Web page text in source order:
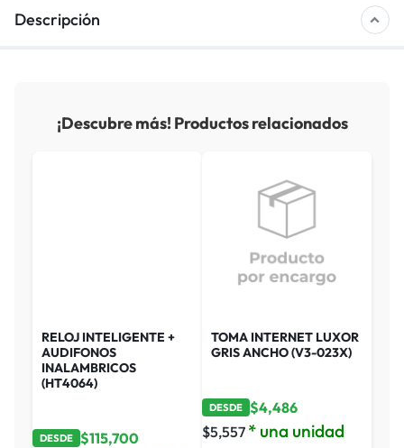
Descripción
¡Descubre más! Productos relacionados
RELOJ INTELIGENTE +
AUDIFONOS
INALAMBRICOS
(HT4064)
DESDE $115,700
TOMA INTERNET LUXOR
GRIS ANCHO (V3-023X)
DESDE $4,486
$5,557 * una unidad